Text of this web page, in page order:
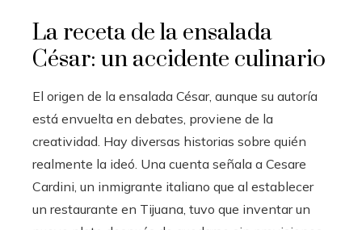
La receta de la ensalada
César: un accidente culinario
El origen de la ensalada César, aunque su autoría
está envuelta en debates, proviene de la
creatividad. Hay diversas historias sobre quién
realmente la ideó. Una cuenta señala a Cesare
Cardini, un inmigrante italiano que al establecer
un restaurante en Tijuana, tuvo que inventar un